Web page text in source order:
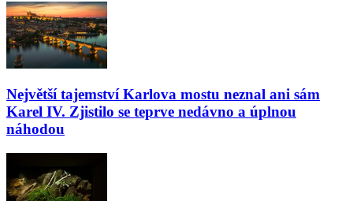
Největší tajemství Karlova mostu neznal ani sám
Karel IV. Zjistilo se teprve nedávno a úplnou
náhodou